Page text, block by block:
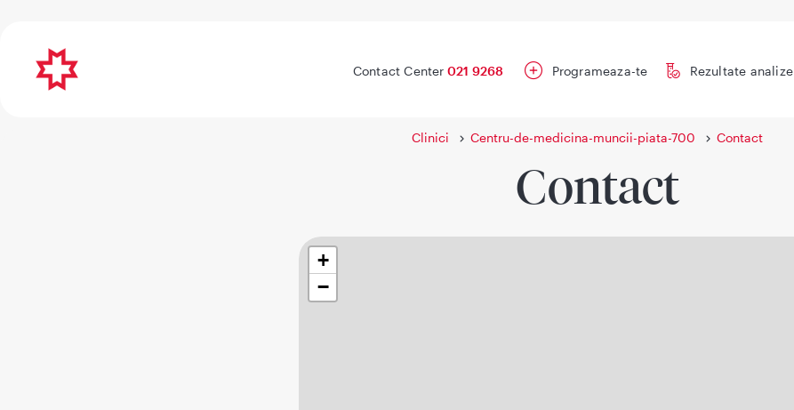
Contact Center 021 9268 Programeaza-te Rezultate analize
Clinici Centru-de-medicina-muncii-piata-700 Contact
Contact
+
−